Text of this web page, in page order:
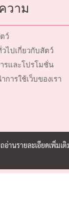
วาม
ว์
วไปเกี่ยวกับสัตว์
รและโปรโมชั่น
การใช้เว็บของเรา
านรายละเอียดเพิ่มเติ